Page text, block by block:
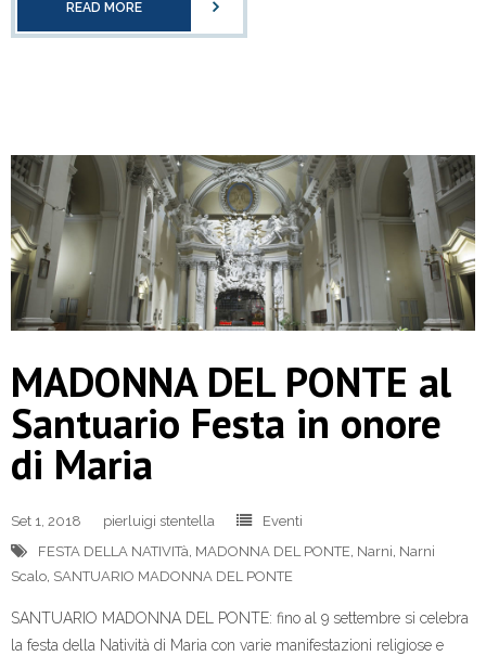
READ MORE
MADONNA DEL PONTE al
Santuario Festa in onore
di Maria
Set 1, 2018 pierluigi stentella
Eventi
FESTA DELLA NATIVITà, MADONNA DEL PONTE, Narni, Narni
Scalo, SANTUARIO MADONNA DEL PONTE
SANTUARIO MADONNA DEL PONTE: fino al 9 settembre si celebra
la festa della Natività di Maria con varie manifestazioni religiose e